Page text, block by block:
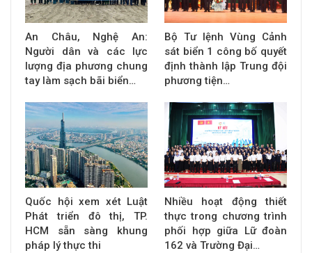
An Châu, Nghệ An:
Người dân và các lực
lượng địa phương chung
tay làm sạch bãi biển…
Bộ Tư lệnh Vùng Cảnh
sát biển 1 công bố quyết
định thành lập Trung đội
phương tiện…
Quốc hội xem xét Luật
Phát triển đô thị, TP.
HCM sẵn sàng khung
pháp lý thực thi
Nhiều hoạt động thiết
thực trong chương trình
phối hợp giữa Lữ đoàn
162 và Trường Đại…